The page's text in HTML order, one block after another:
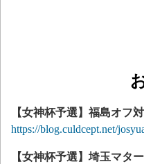
【女神杯予選】福島オフ
https://blog.culdcept.net/
【女神杯予選】埼玉マタ